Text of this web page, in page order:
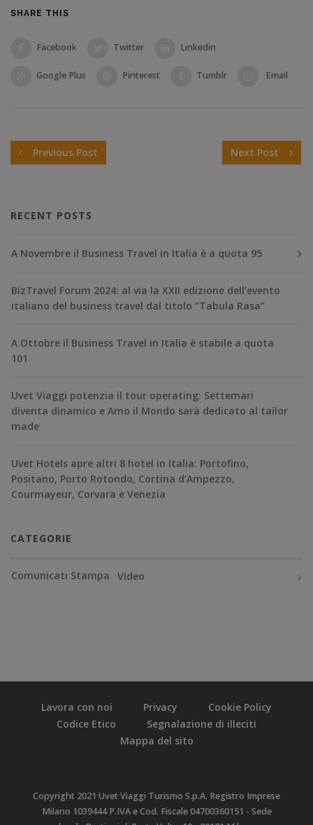
SHARE THIS
Facebook Twitter Linkedin
Google Plus Pinterest Tumblr Email
Previous Post Next Post
RECENT POSTS
A Novembre il Business Travel in Italia è a quota 95
BizTravel Forum 2024: al via la XXII edizione dell’evento
italiano del business travel dal titolo “Tabula Rasa”
A Ottobre il Business Travel in Italia è stabile a quota
101
Uvet Viaggi potenzia il tour operating: Settemari
diventa dinamico e Amo il Mondo sarà dedicato al tailor
made
Uvet Hotels apre altri 8 hotel in Italia: Portofino,
Positano, Porto Rotondo, Cortina d’Ampezzo,
Courmayeur, Corvara e Venezia
CATEGORIE
Comunicati Stampa Video
Lavora con noi Privacy
Cookie Policy
Codice Etico
Segnalazione di illeciti
Mappa del sito
Copyright 2021 Uvet Viaggi Turismo S.p.A. Registro Imprese
Milano 1039444 P.IVA e Cod. Fiscale 04700360151 - Sede